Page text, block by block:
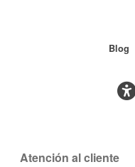
Blog
Atención al cliente